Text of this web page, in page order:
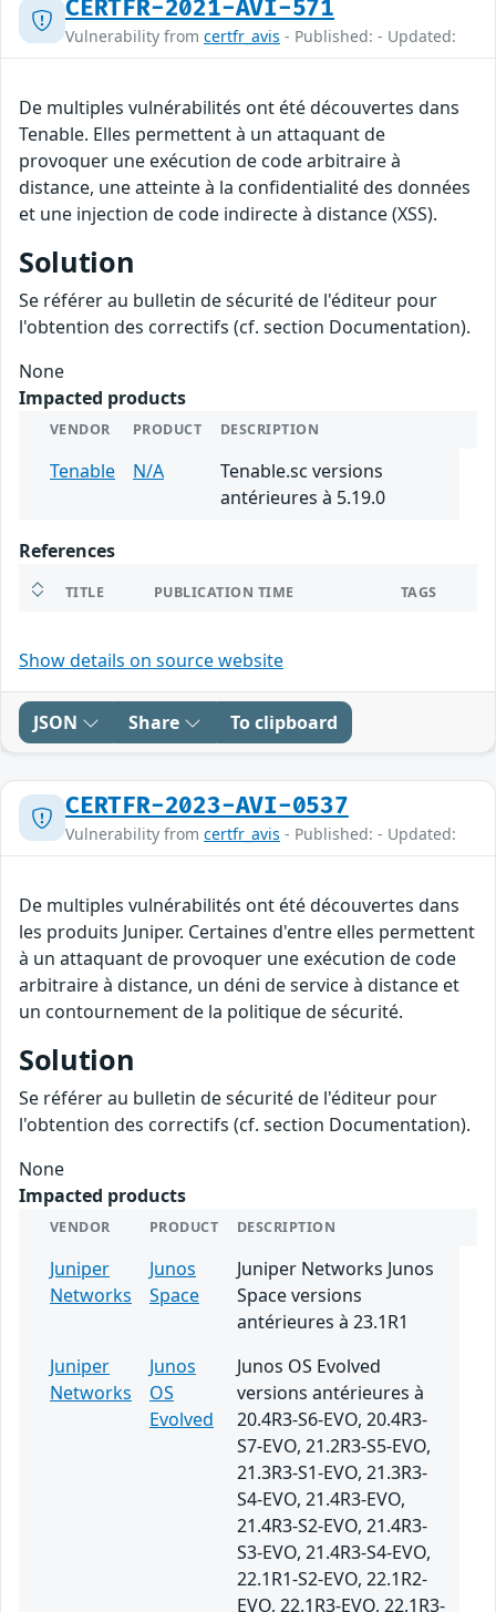
CERTFR-2021-AVI-571
Vulnerability from certfr_avis - Published: - Updated:
De multiples vulnérabilités ont été découvertes dans
Tenable. Elles permettent à un attaquant de
provoquer une exécution de code arbitraire à
distance, une atteinte à la confidentialité des données
et une injection de code indirecte à distance (XSS).
Solution
Se référer au bulletin de sécurité de l'éditeur pour
l'obtention des correctifs (cf. section Documentation).
None
Impacted products
VENDOR PRODUCT DESCRIPTION
Tenable N/A
Tenable.sc versions
antérieures à 5.19.0
References
TITLE PUBLICATION TIME TAGS
Show details on source website
JSON Share To clipboard
CERTFR-2023-AVI-0537
Vulnerability from certfr_avis - Published: - Updated:
De multiples vulnérabilités ont été découvertes dans
les produits Juniper. Certaines d'entre elles permettent
à un attaquant de provoquer une exécution de code
arbitraire à distance, un déni de service à distance et
un contournement de la politique de sécurité.
Solution
Se référer au bulletin de sécurité de l'éditeur pour
l'obtention des correctifs (cf. section Documentation).
None
Impacted products
VENDOR PRODUCT DESCRIPTION
Juniper
Networks
Junos
Space
Juniper Networks Junos
Space versions
antérieures à 23.1R1
Juniper
Networks
Junos
OS
Evolved
Junos OS Evolved
versions antérieures à
20.4R3-S6-EVO, 20.4R3-
S7-EVO, 21.2R3-S5-EVO,
21.3R3-S1-EVO, 21.3R3-
S4-EVO, 21.4R3-EVO,
21.4R3-S2-EVO, 21.4R3-
S3-EVO, 21.4R3-S4-EVO,
22.1R1-S2-EVO, 22.1R2-
EVO, 22.1R3-EVO, 22.1R3-